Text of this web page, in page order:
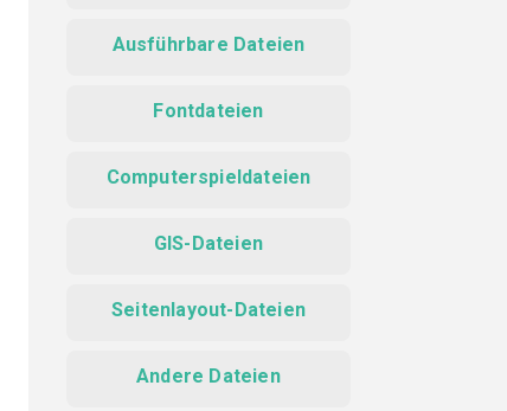
Ausführbare Dateien
Fontdateien
Computerspieldateien
GIS-Dateien
Seitenlayout-Dateien
Andere Dateien